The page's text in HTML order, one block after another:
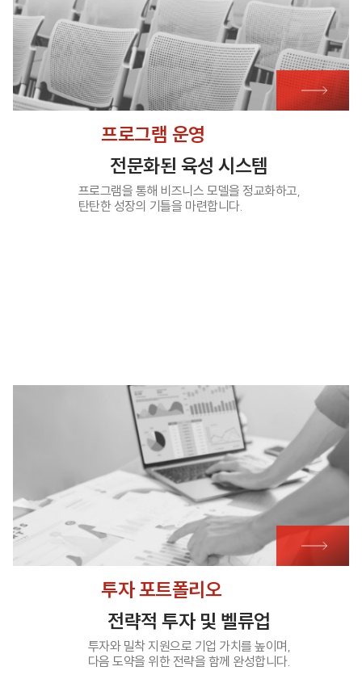
프로그램 운영
전문화된 육성 시스템
프로그램을 통해 비즈니스 모델을 정교화하고,
탄탄한 성장의 기틀을 마련합니다.
투자 포트폴리오
전략적 투자 및 벨류업
투자와 밀착 지원으로 기업 가치를 높이며,
다음 도약을 위한 전략을 함께 완성합니다.